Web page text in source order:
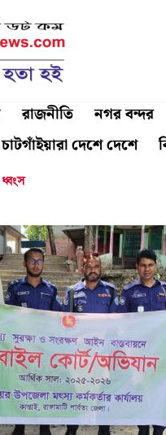
রাজনীতি নগর বন্দর
চাটগাঁইয়ারা দেশে দেশে